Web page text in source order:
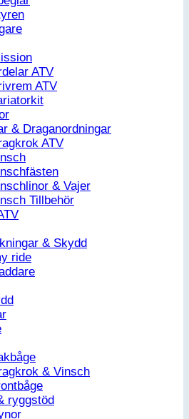
ATV
ATV
& Draganordningar
ATV
& Vajer
Tillbehör
& Skydd
ride
& Vinsch
ryggstöd